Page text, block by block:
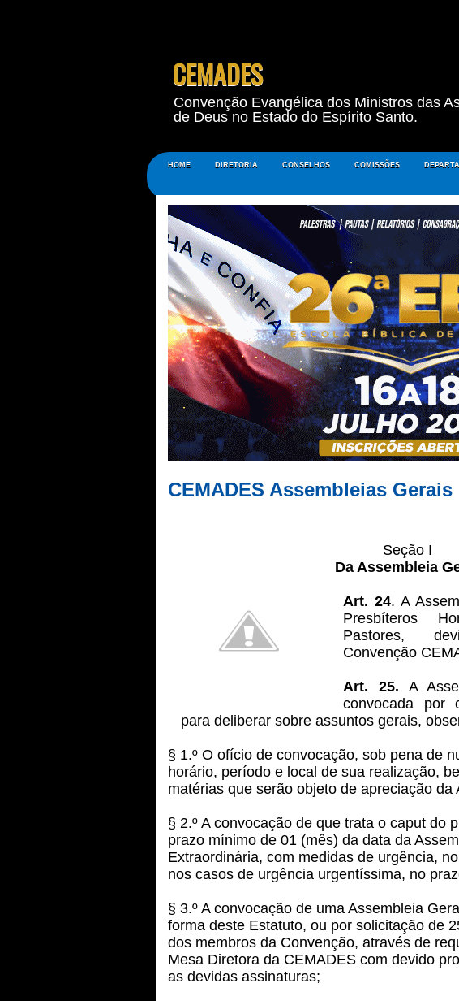
CEMADES
Convenção Evangélica dos Ministros das
de Deus no Estado do Espírito Santo.
HOME DIRETORIA CONSELHOS COMISSÕES
CEMADES Assembleias Gerais
Seção I
Da Assembleia
Art. 24. A
Presbíteros
Pastores,
Convenção
Art. 25. A
convocada por
para deliberar sobre assuntos gerais,
§ 1.º O ofício de convocação, sob pena de
horário, período e local de sua realização,
matérias que serão objeto de apreciação da
§ 2.º A convocação de que trata o caput do
prazo mínimo de 01 (mês) da data da
Extraordinária, com medidas de urgência,
nos casos de urgência urgentíssima, no
§ 3.º A convocação de uma Assembleia
forma deste Estatuto, ou por solicitação de
dos membros da Convenção, através de
Mesa Diretora da CEMADES com devido
as devidas assinaturas;